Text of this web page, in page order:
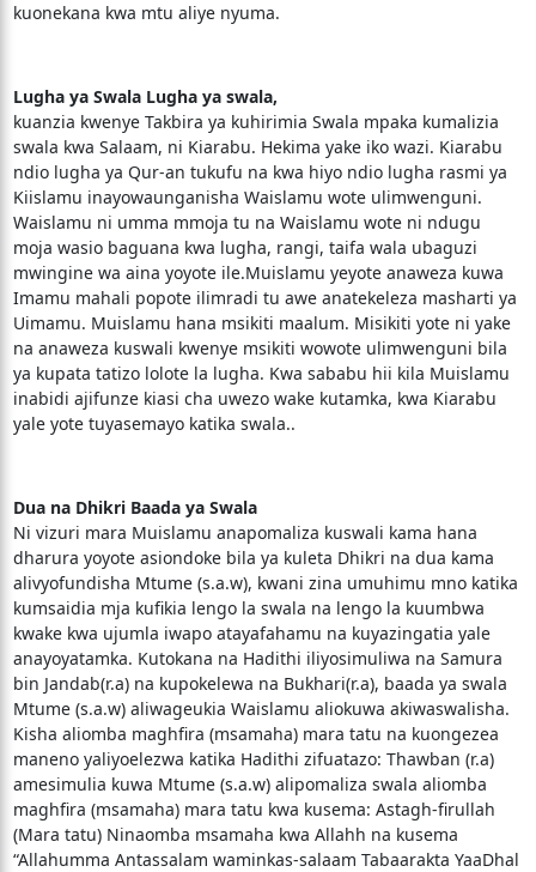
kuonekana kwa mtu aliye nyuma.
Lugha ya Swala Lugha ya swala,
kuanzia kwenye Takbira ya kuhirimia Swala mpaka kumalizia
swala kwa Salaam, ni Kiarabu. Hekima yake iko wazi. Kiarabu
ndio lugha ya Qur-an tukufu na kwa hiyo ndio lugha rasmi ya
Kiislamu inayowaunganisha Waislamu wote ulimwenguni.
Waislamu ni umma mmoja tu na Waislamu wote ni ndugu
moja wasio baguana kwa lugha, rangi, taifa wala ubaguzi
mwingine wa aina yoyote ile.Muislamu yeyote anaweza kuwa
Imamu mahali popote ilimradi tu awe anatekeleza masharti ya
Uimamu. Muislamu hana msikiti maalum. Misikiti yote ni yake
na anaweza kuswali kwenye msikiti wowote ulimwenguni bila
ya kupata tatizo lolote la lugha. Kwa sababu hii kila Muislamu
inabidi ajifunze kiasi cha uwezo wake kutamka, kwa Kiarabu
yale yote tuyasemayo katika swala..
Dua na Dhikri Baada ya Swala
Ni vizuri mara Muislamu anapomaliza kuswali kama hana
dharura yoyote asiondoke bila ya kuleta Dhikri na dua kama
alivyofundisha Mtume (s.a.w), kwani zina umuhimu mno katika
kumsaidia mja kufikia lengo la swala na lengo la kuumbwa
kwake kwa ujumla iwapo atayafahamu na kuyazingatia yale
anayoyatamka. Kutokana na Hadithi iliyosimuliwa na Samura
bin Jandab(r.a) na kupokelewa na Bukhari(r.a), baada ya swala
Mtume (s.a.w) aliwageukia Waislamu aliokuwa akiwaswalisha.
Kisha aliomba maghfira (msamaha) mara tatu na kuongezea
maneno yaliyoelezwa katika Hadithi zifuatazo: Thawban (r.a)
amesimulia kuwa Mtume (s.a.w) alipomaliza swala aliomba
maghfira (msamaha) mara tatu kwa kusema: Astagh-firullah
(Mara tatu) Ninaomba msamaha kwa Allahh na kusema
“Allahumma Antassalam waminkas-salaam Tabaarakta YaaDhal